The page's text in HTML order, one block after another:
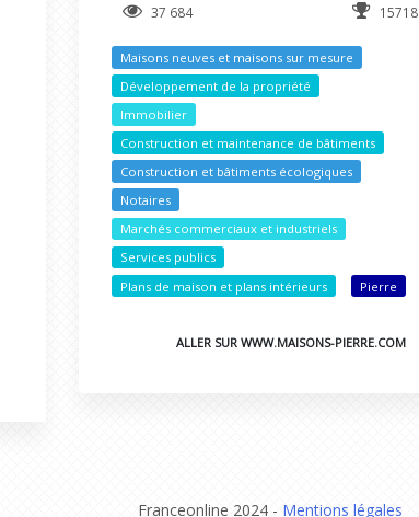
37 684 15718
Maisons neuves et maisons sur mesure
Développement de la propriété
Immobilier
Construction et maintenance de bâtiments
Construction et bâtiments écologiques
Notaires
Marchés commerciaux et industriels
Services publics
Plans de maison et plans intérieurs
Pierre
ALLER SUR WWW.MAISONS-PIERRE.COM
Franceonline 2024 - Mentions légales